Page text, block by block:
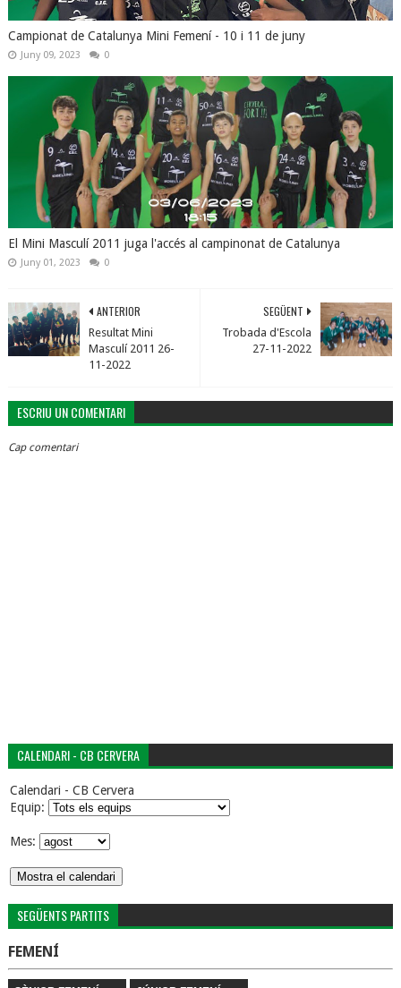
Campionat de Catalunya Mini Femení - 10 i 11 de juny
Juny 09, 2023 0
El Mini Masculí 2011 juga l'accés al campinonat de Catalunya
Juny 01, 2023 0
SEGÜENT
Trobada d'Escola
27-11-2022
ANTERIOR
Resultat Mini
Masculí 2011 26-
11-2022
ESCRIU UN COMENTARI
Cap comentari
CALENDARI - CB CERVERA
Calendari - CB Cervera
Equip:
Mes:
SEGÜENTS PARTITS
FEMENÍ